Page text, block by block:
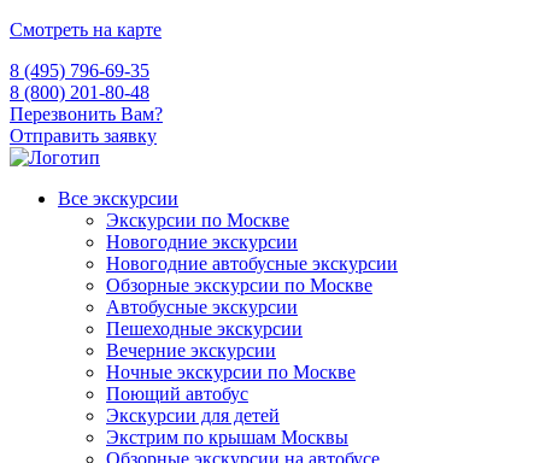
Смотреть на карте
8 (495) 796-69-35
8 (800) 201-80-48
Перезвонить Вам?
Отправить заявку
Все экскурсии
Экскурсии по Москве
Новогодние экскурсии
Новогодние автобусные экскурсии
Обзорные экскурсии по Москве
Автобусные экскурсии
Пешеходные экскурсии
Вечерние экскурсии
Ночные экскурсии по Москве
Поющий автобус
Экскурсии для детей
Экстрим по крышам Москвы
Обзорные экскурсии на автобусе